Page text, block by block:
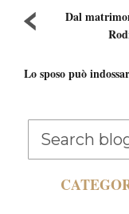
Dal
Lo sposo può